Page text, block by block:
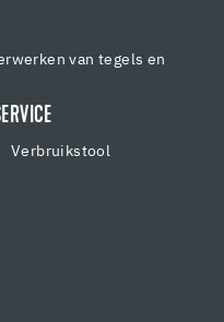
van tegels en
Verbruikstool